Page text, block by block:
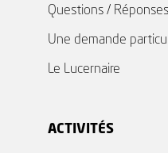
Questions / Réponses
Une demande
Le Lucernaire
ACTIVITÉS